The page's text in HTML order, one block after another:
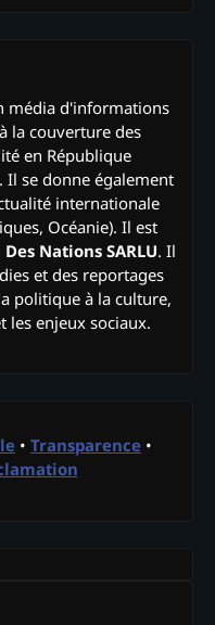
média d'informations
la couverture des
en République
Il se donne également
internationale
Océanie). Il est
Nations SARLU. Il
et des reportages
politique à la culture,
les enjeux sociaux.
• Transparence •